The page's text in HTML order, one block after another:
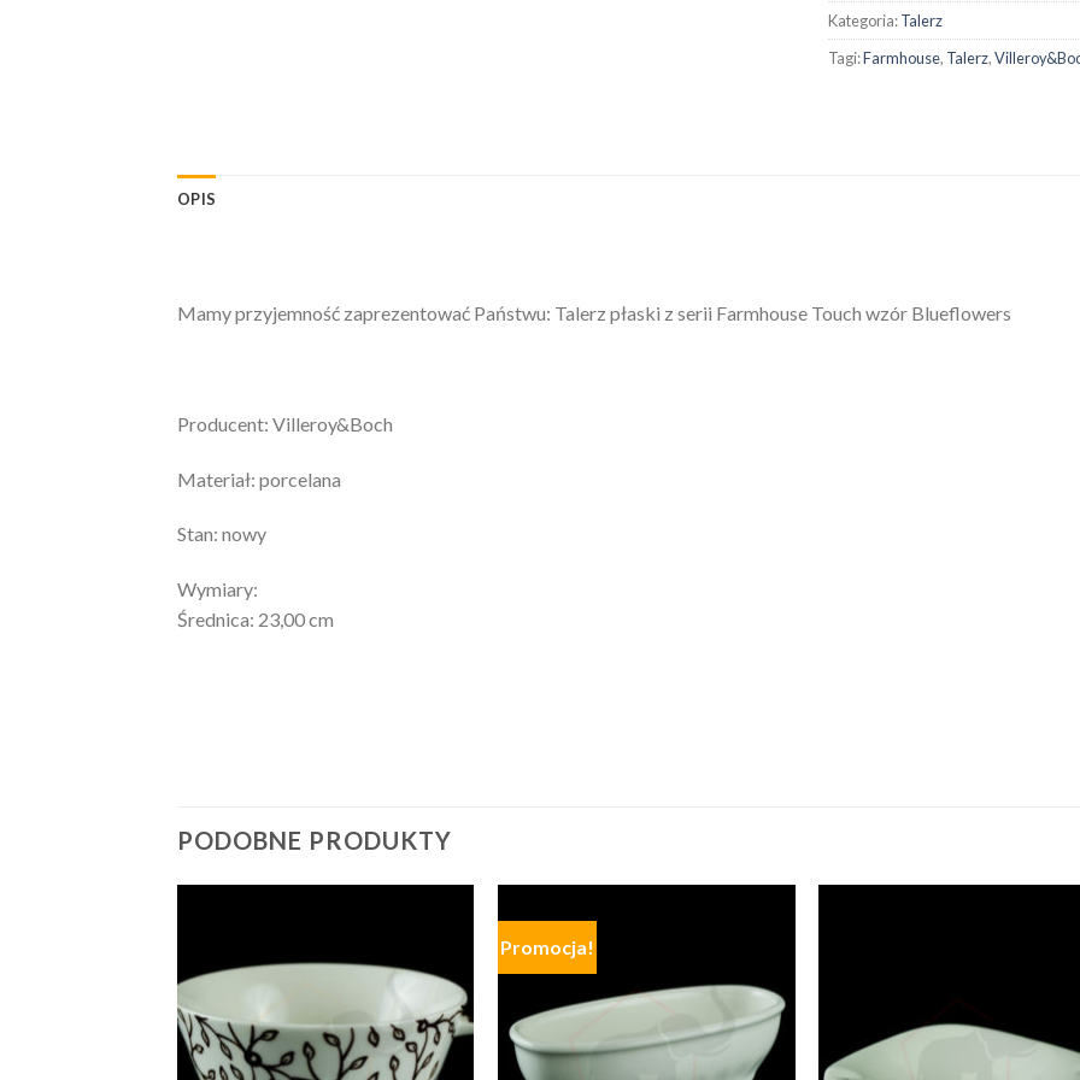
Kategoria:Talerz
Tagi:Farmhouse, Talerz,
OPIS
Mamy przyjemność zaprezentować Państwu: Talerz płaski z serii Farmhouse Touch wzór Blueflowers
Producent: Villeroy&Boch
Materiał: porcelana
Stan: nowy
Wymiary:
Średnica: 23,00 cm
PODOBNE PRODUKTY
Promocja!